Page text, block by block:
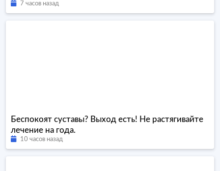
7 часов назад
Беспокоят суставы? Выход есть! Не растягивайте
лечение на года.
10 часов назад